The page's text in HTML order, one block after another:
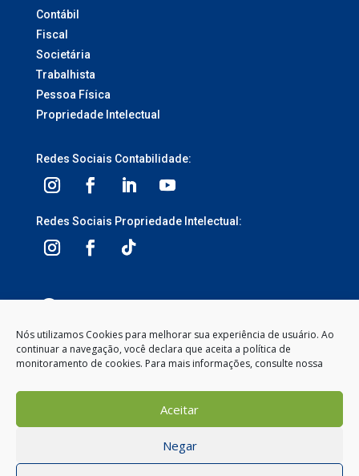
Nós utilizamos Cookies para melhorar sua experiência de usuário. Ao
continuar a navegação, você declara que aceita a política de
monitoramento de cookies. Para mais informações, consulte nossa
Aceitar
Negar
Contábil
Fiscal
Societária
Trabalhista
Pessoa Física
Propriedade Intelectual
Redes Sociais Contabilidade:
Redes Sociais Propriedade Intelectual:
Segunda à Sexta-feira
8:00 às 12:00 – 13:30 às 18:00